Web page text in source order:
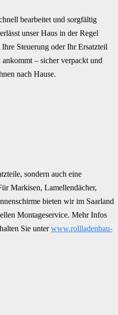
bearbeitet und sorgfältig
unser Haus in der Regel
Steuerung oder Ihr Ersatzteil
– sicher verpackt und
nach Hause.
sondern auch eine
Markisen, Lamellendächer,
bieten wir im Saarland
Montageservice. Mehr Infos
Sie unterwww.rollladenbau-